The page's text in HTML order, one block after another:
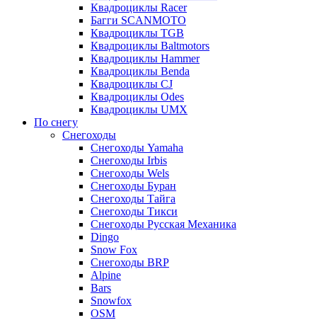
Квадроциклы Racer
Багги SCANMOTO
Квадроциклы TGB
Квадроциклы Baltmotors
Квадроциклы Hammer
Квадроциклы Benda
Квадроциклы CJ
Квадроциклы Odes
Квадроциклы UMX
По снегу
Снегоходы
Снегоходы Yamaha
Снегоходы Irbis
Снегоходы Wels
Снегоходы Буран
Снегоходы Тайга
Снегоходы Тикси
Снегоходы Русская Механика
Dingo
Snow Fox
Снегоходы BRP
Alpine
Bars
Snowfox
OSM